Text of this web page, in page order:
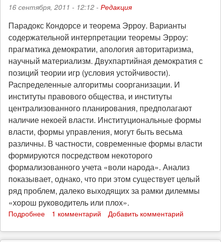
16 сентября, 2011 - 12:12 - Редакция
Парадокс Кондорсе и теорема Эрроу. Варианты
содержательной интерпретации теоремы Эрроу:
прагматика демократии, апология авторитаризма,
научный материализм. Двухпартийная демократия с
позиций теории игр (условия устойчивости).
Распределенные алгоритмы соорганизации. И
институты правового общества, и институты
централизованного планирования, предполагают
наличие некоей власти. Институциональные формы
власти, формы управления, могут быть весьма
различны. В частности, современные формы власти
формируются посредством некоторого
формализованного учета «воли народа». Анализ
показывает, однако, что при этом существует целый
ряд проблем, далеко выходящих за рамки дилеммы
«хорош руководитель или плох».
Подробнее
Кондорсе
1 комментарий Добавить комментарий